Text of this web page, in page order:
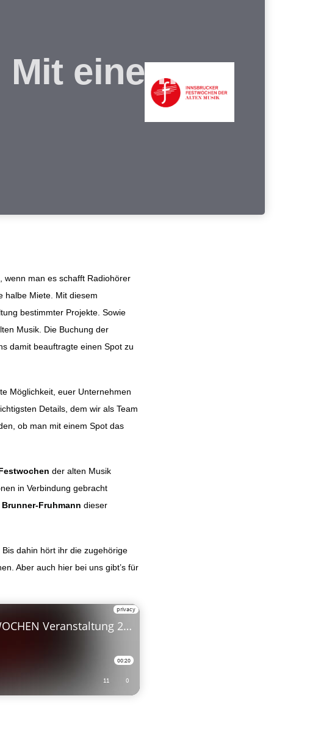
einem
wenn man es schafft Radiohörer
halbe Miete. Mit diesem
bestimmter Projekte. Sowie
Musik. Die Buchung der
damit beauftragte einen Spot zu
Möglichkeit, euer Unternehmen
Details, dem wir als Team
ob man mit einem Spot das
der alten Musik
in Verbindung gebracht
Fruhmann dieser
dahin hört ihr die zugehörige
Aber auch hier bei uns gibt’s für